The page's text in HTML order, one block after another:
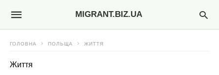
MIGRANT.BIZ.UA
ГОЛОВНА ПОЛЬЩА ЖИТТЯ
Життя